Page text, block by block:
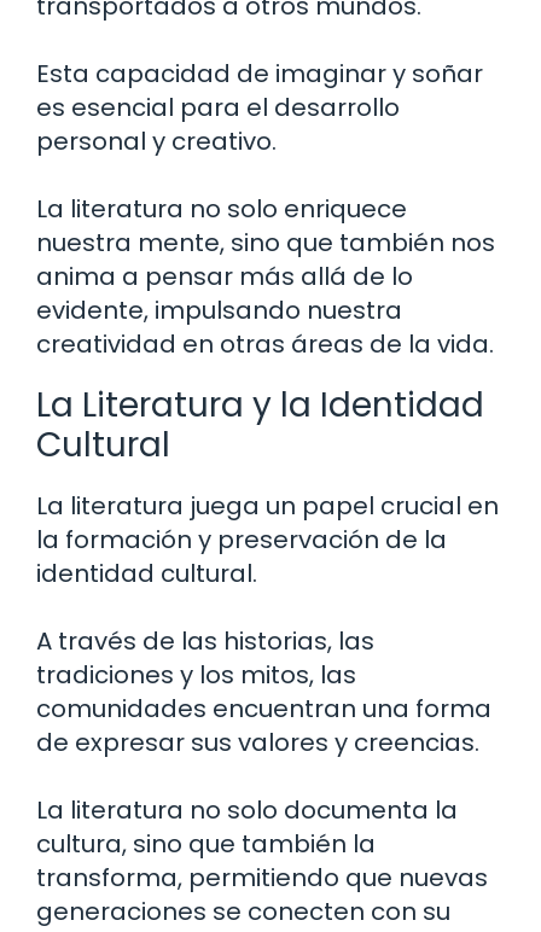
Esta capacidad de imaginar y soñar
es esencial para el desarrollo
personal y creativo.
La literatura no solo enriquece
nuestra mente, sino que también nos
anima a pensar más allá de lo
evidente, impulsando nuestra
creatividad en otras áreas de la vida.
La Literatura y la Identidad
Cultural
La literatura juega un papel crucial en
la formación y preservación de la
identidad cultural.
A través de las historias, las
tradiciones y los mitos, las
comunidades encuentran una forma
de expresar sus valores y creencias.
La literatura no solo documenta la
cultura, sino que también la
transforma, permitiendo que nuevas
generaciones se conecten con su